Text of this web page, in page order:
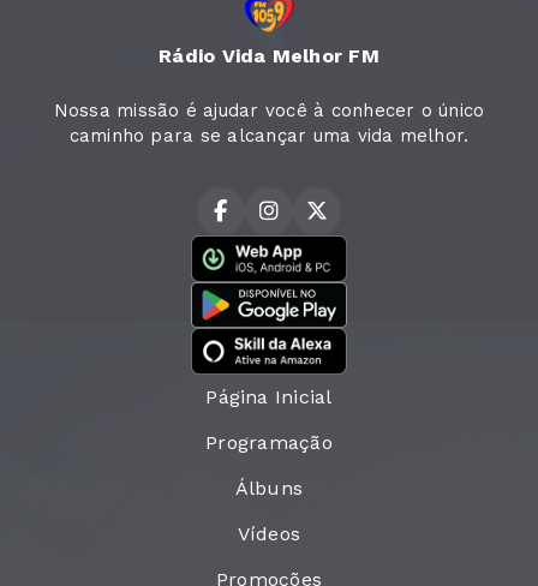
Rádio Vida Melhor FM
Nossa missão é ajudar você à conhecer o único
caminho para se alcançar uma vida melhor.
Página Inicial
Programação
Álbuns
Vídeos
Promoções